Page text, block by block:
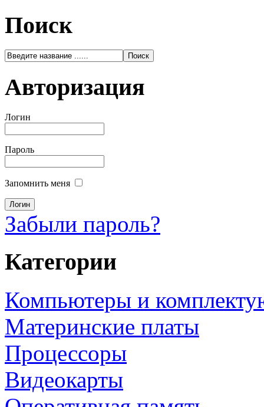
Поиск
Авторизация
Логин
Пароль
Запомнить меня
Забыли пароль?
Категории
Компьютеры и
Материнские платы
Процессоры
Видеокарты